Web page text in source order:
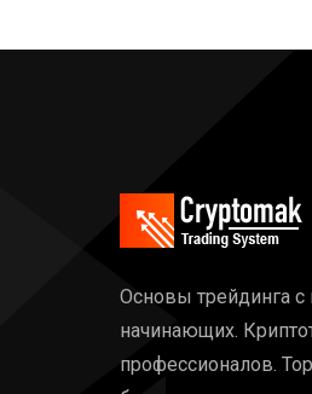
Основы трейдинга с
начинающих.
профессионалов.